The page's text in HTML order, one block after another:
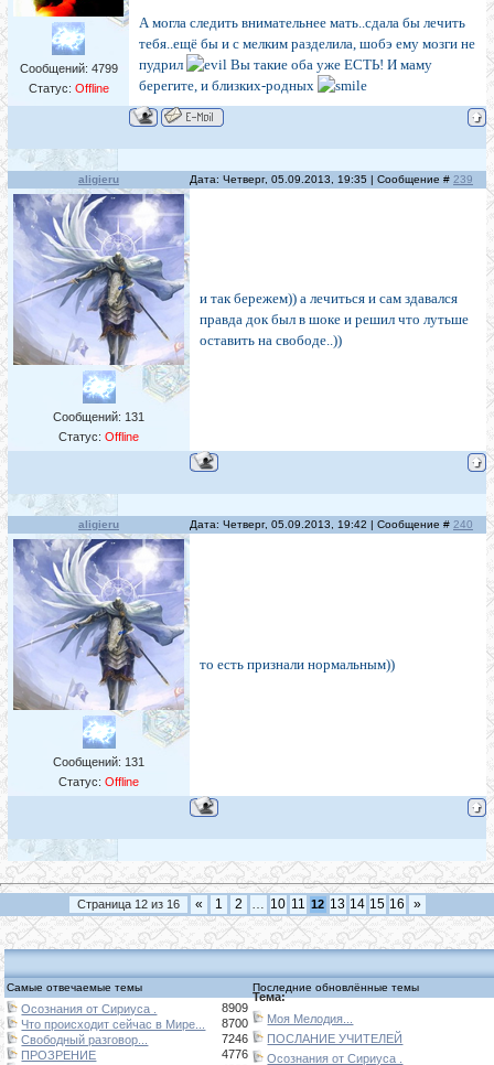
Сообщений: 4799
Статус: Offline
А могла следить внимательнее мать..сдала бы лечить
тебя..ещё бы и с мелким разделила, шобэ ему мозги не
пудрил
Вы такие оба уже ЕСТЬ! И маму
берегите, и близких-родных
aligieru Дата: Четверг, 05.09.2013, 19:35 | Сообщение # 239
Сообщений: 131
Статус: Offline
и так бережем)) а лечиться и сам здавался
правда док был в шоке и решил что лутьше
оставить на свободе..))
aligieru Дата: Четверг, 05.09.2013, 19:42 | Сообщение # 240
Сообщений: 131
Статус: Offline
то есть признали нормальным))
Страница 12из 16 « 1 2 10 11 12 13 14 15 16 »
Самые отвечаемые темы Последние обновлённые темы
Осознания от Сириуса .
8909
Что происходит сейчас в Мире...
8700
Свободный разговор...
7246
ПРОЗРЕНИЕ
4776
Тема:
Моя Мелодия...
ПОСЛАНИЕ УЧИТЕЛЕЙ
Осознания от Сириуса .